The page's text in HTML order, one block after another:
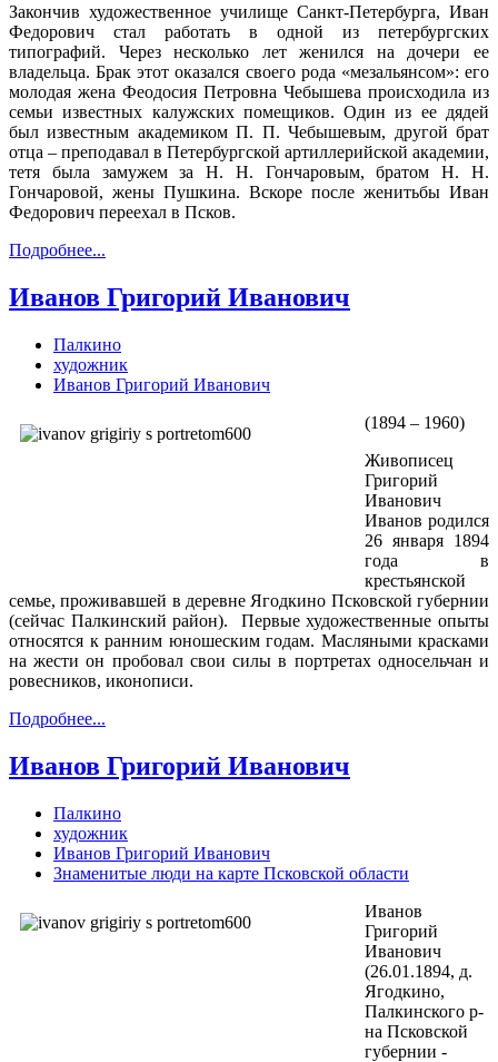
Закончив художественное училище Санкт-Петербурга, Иван
Федорович стал работать в одной из петербургских
типографий. Через несколько лет женился на дочери ее
владельца. Брак этот оказался своего рода «мезальянсом»: его
молодая жена Феодосия Петровна Чебышева происходила из
семьи известных калужских помещиков. Один из ее дядей
был известным академиком П. П. Чебышевым, другой брат
отца – преподавал в Петербургской артиллерийской академии,
тетя была замужем за Н. Н. Гончаровым, братом Н. Н.
Гончаровой, жены Пушкина. Вскоре после женитьбы Иван
Федорович переехал в Псков.
Подробнее...
Иванов Григорий Иванович
Палкино
художник
Иванов Григорий Иванович
(1894 – 1960)
Живописец
Григорий
Иванович
Иванов родился
26 января 1894
года в
крестьянской
семье, проживавшей в деревне Ягодкино Псковской губернии
(сейчас Палкинский район). Первые художественные опыты
относятся к ранним юношеским годам. Масляными красками
на жести он пробовал свои силы в портретах односельчан и
ровесников, иконописи.
Подробнее...
Иванов Григорий Иванович
Палкино
художник
Иванов Григорий Иванович
Знаменитые люди на карте Псковской области
Иванов
Григорий
Иванович
(26.01.1894, д.
Ягодкино,
Палкинского р-
на Псковской
губернии -